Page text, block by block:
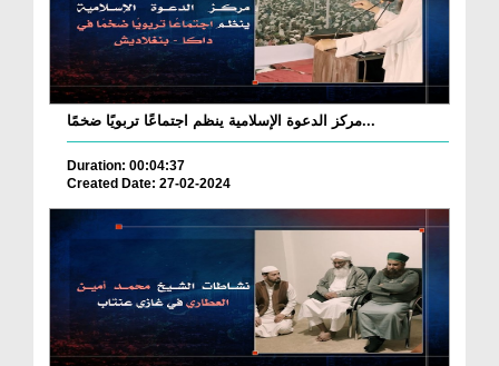
مركز الدعوة الإسلامية ينظم اجتماعًا تربويًا ضخمًا...
Duration: 00:04:37
Created Date: 27-02-2024